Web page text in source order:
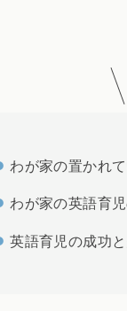
わが家の置かれ
わが家の英語育
英語育児の成功